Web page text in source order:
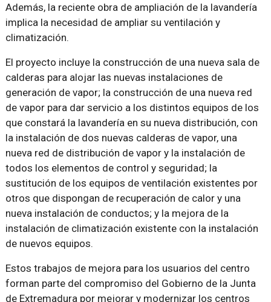
Además, la reciente obra de ampliación de la lavandería
implica la necesidad de ampliar su ventilación y
climatización.
El proyecto incluye la construcción de una nueva sala de
calderas para alojar las nuevas instalaciones de
generación de vapor; la construcción de una nueva red
de vapor para dar servicio a los distintos equipos de los
que constará la lavandería en su nueva distribución, con
la instalación de dos nuevas calderas de vapor, una
nueva red de distribución de vapor y la instalación de
todos los elementos de control y seguridad; la
sustitución de los equipos de ventilación existentes por
otros que dispongan de recuperación de calor y una
nueva instalación de conductos; y la mejora de la
instalación de climatización existente con la instalación
de nuevos equipos.
Estos trabajos de mejora para los usuarios del centro
forman parte del compromiso del Gobierno de la Junta
de Extremadura por mejorar y modernizar los centros